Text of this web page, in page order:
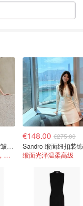
Sandro 镶饰绒面褶皱迷你连衣裙
丝绒质感高级显贵，荷叶边设计灵动又浪漫
€148.00 €275.00
缎面光泽温柔高级